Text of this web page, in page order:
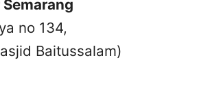
no 134,
Baitussalam)